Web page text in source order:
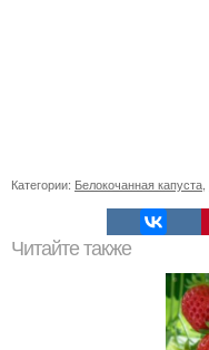
Категории: Белокочанная капуста
Читайте также